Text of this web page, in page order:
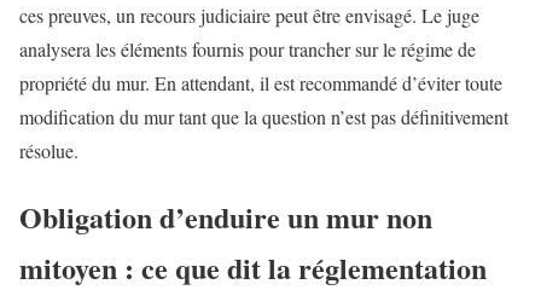
ces preuves, un recours judiciaire peut être envisagé. Le juge
analysera les éléments fournis pour trancher sur le régime de
propriété du mur. En attendant, il est recommandé d’éviter toute
modification du mur tant que la question n’est pas définitivement
résolue.
Obligation d’enduire un mur non
mitoyen : ce que dit la réglementation